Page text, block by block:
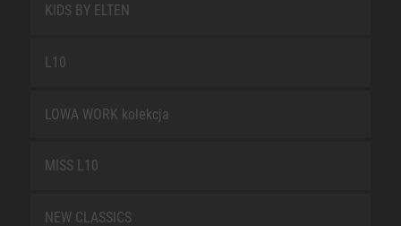
KIDS BY ELTEN
L10
LOWA WORK kolekcja
MISS L10
NEW CLASSICS